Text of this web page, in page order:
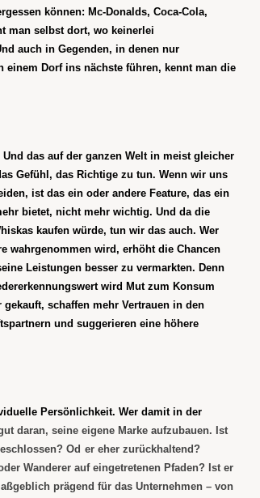
können: Mc-Donalds, Coca-Cola,
man selbst dort, wo keinerlei
auch in Gegenden, in denen nur
einem Dorf ins nächste führen, kennt man die
das auf der ganzen Welt in meist gleicher
Gefühl, das Richtige zu tun. Wenn wir uns
ist das ein oder andere Feature, das ein
bietet, nicht mehr wichtig. Und da die
kaufen würde, tun wir das auch. Wer
wahrgenommen wird, erhöht die Chancen
Leistungen besser zu vermarkten. Denn
wird Mut zum Konsum
schaffen mehr Vertrauen in den
und suggerieren eine höhere
Persönlichkeit. Wer damit in der
daran, seine eigene Marke aufzubauen. Ist
Od er eher zurückhaltend?
Wanderer auf eingetretenen Pfaden? Ist er
prägend für das Unternehmen – von